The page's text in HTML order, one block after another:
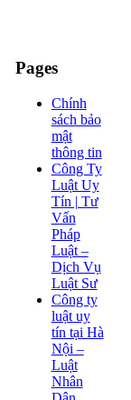
Pages
Chính
sách bảo
mật
thông tin
Công Ty
Luật Uy
Tín | Tư
Vấn
Pháp
Luật –
Dịch Vụ
Luật Sư
Công ty
luật uy
tín tại Hà
Nội –
Luật
Nhân